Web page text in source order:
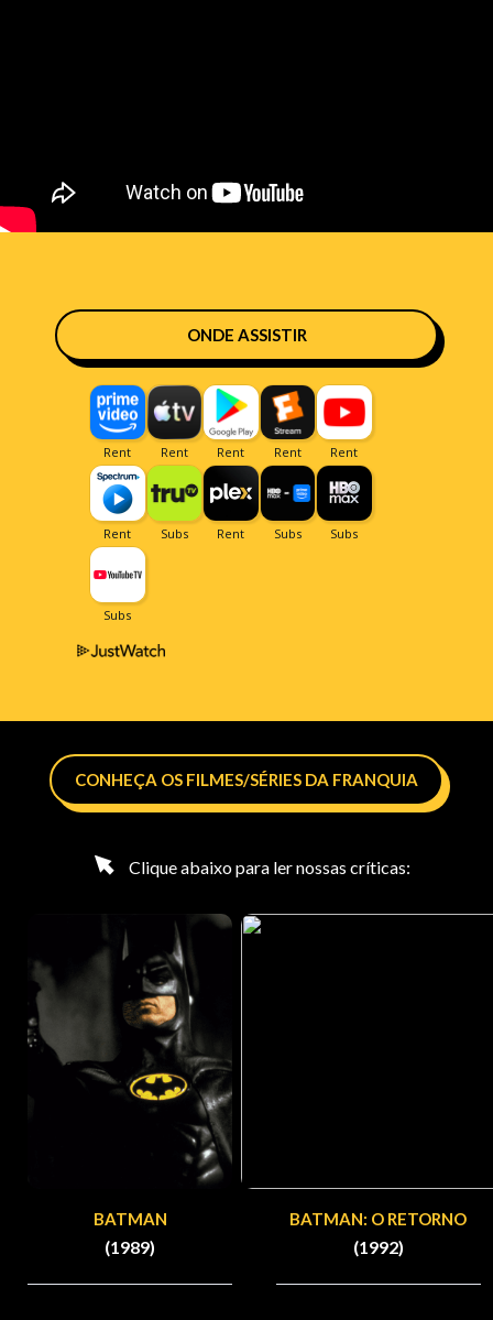
ONDE ASSISTIR
CONHEÇA OS FILMES/SÉRIES DA FRANQUIA
Clique abaixo para ler nossas críticas:
BATMAN
(1989)
BATMAN: O RETORNO
(1992)